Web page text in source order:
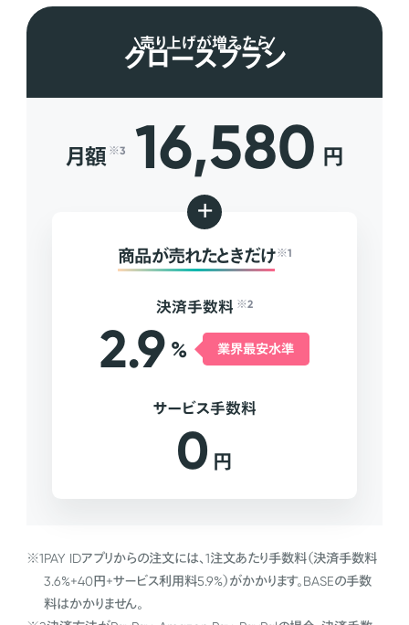
売り上げが増えたら
グロースプラン
月額 ※3 16,580 円
+
商品が売れたときだけ ※1
決済手数料 ※2
2.9 % 業界最安水準
サービス手数料
0 円
※1PAY IDアプリからの注文には、1注文あたり手数料（決済手数料
3.6%+40円+サービス利用料5.9%）がかかります。BASEの手数
料はかかりません。